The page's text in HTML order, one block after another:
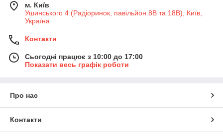
м. Київ
Ушинського 4 (Радіоринок, павільйон 8В та 18В), Київ,
Україна
Контакти
Сьогодні працює з 10:00 до 17:00
Показати весь графік роботи
Про нас
Контакти